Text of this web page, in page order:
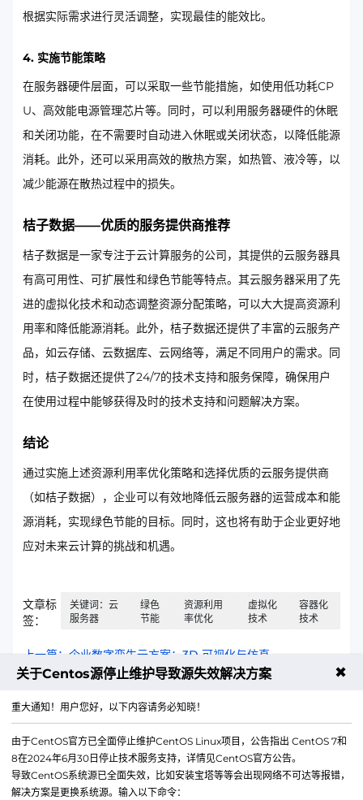
根据实际需求进行灵活调整，实现最佳的能效比。
4. 实施节能策略
在服务器硬件层面，可以采取一些节能措施，如使用低功耗CP
U、高效能电源管理芯片等。同时，可以利用服务器硬件的休眠
和关闭功能，在不需要时自动进入休眠或关闭状态，以降低能源
消耗。此外，还可以采用高效的散热方案，如热管、液冷等，以
减少能源在散热过程中的损失。
桔子数据——优质的服务提供商推荐
桔子数据是一家专注于云计算服务的公司，其提供的云服务器具
有高可用性、可扩展性和绿色节能等特点。其云服务器采用了先
进的虚拟化技术和动态调整资源分配策略，可以大大提高资源利
用率和降低能源消耗。此外，桔子数据还提供了丰富的云服务产
品，如云存储、云数据库、云网络等，满足不同用户的需求。同
时，桔子数据还提供了24/7的技术支持和服务保障，确保用户
在使用过程中能够获得及时的技术支持和问题解决方案。
结论
通过实施上述资源利用率优化策略和选择优质的云服务提供商
（如桔子数据），企业可以有效地降低云服务器的运营成本和能
源消耗，实现绿色节能的目标。同时，这也将有助于企业更好地
应对未来云计算的挑战和机遇。
文章标
签：
关键词：云
服务器
绿色
节能
资源利用
率优化
虚拟化
技术
容器化
技术
上一篇：企业数字孪生云方案：3D 可视化与仿真
关于Centos源停止维护导致源失效解决方案 ✖
重大通知！用户您好，以下内容请务必知晓！
由于CentOS官方已全面停止维护CentOS Linux项目，公告指出 CentOS 7和
8在2024年6月30日停止技术服务支持，详情见CentOS官方公告。
导致CentOS系统源已全面失效，比如安装宝塔等等会出现网络不可达等报错，
解决方案是更换系统源。输入以下命令：